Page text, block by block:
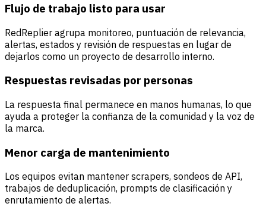
Flujo de trabajo listo para usar
RedReplier agrupa monitoreo, puntuación de relevancia,
alertas, estados y revisión de respuestas en lugar de
dejarlos como un proyecto de desarrollo interno.
Respuestas revisadas por personas
La respuesta final permanece en manos humanas, lo que
ayuda a proteger la confianza de la comunidad y la voz de
la marca.
Menor carga de mantenimiento
Los equipos evitan mantener scrapers, sondeos de API,
trabajos de deduplicación, prompts de clasificación y
enrutamiento de alertas.